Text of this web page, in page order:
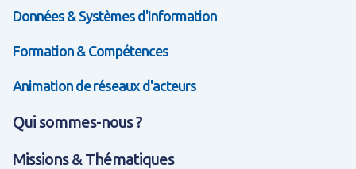
Données & Systèmes d'Information
Formation & Compétences
Animation de réseaux d'acteurs
Qui sommes-nous ?
Missions & Thématiques